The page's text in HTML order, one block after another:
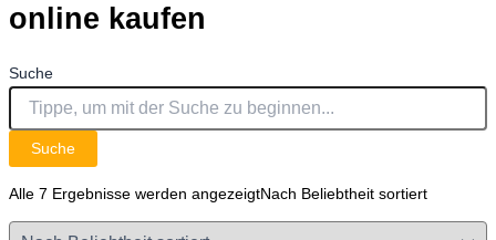
online kaufen
Suche
Suche
Alle 7 Ergebnisse werden angezeigtNach Beliebtheit sortiert